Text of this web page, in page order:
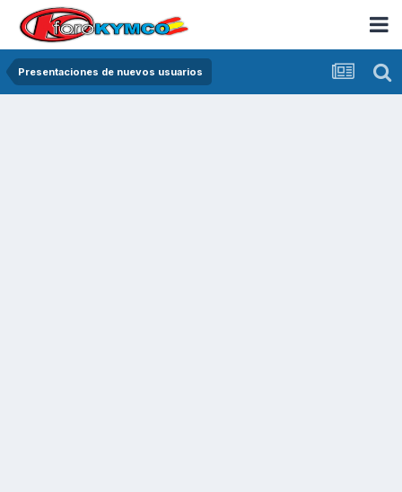
Presentaciones de nuevos usuarios